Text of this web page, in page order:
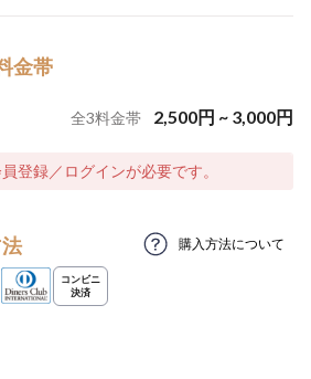
金帯
全3料金帯 2,500円 ~ 3,000円
登録／ログインが必要です。
購入方法について